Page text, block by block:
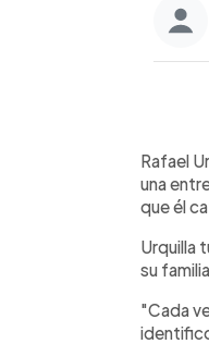
Rafael
una
que él
Urquilla
su
"Cada